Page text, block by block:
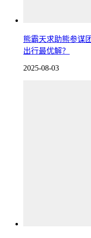
熊霸天求助熊参谋
出行最优解？
2025-08-03